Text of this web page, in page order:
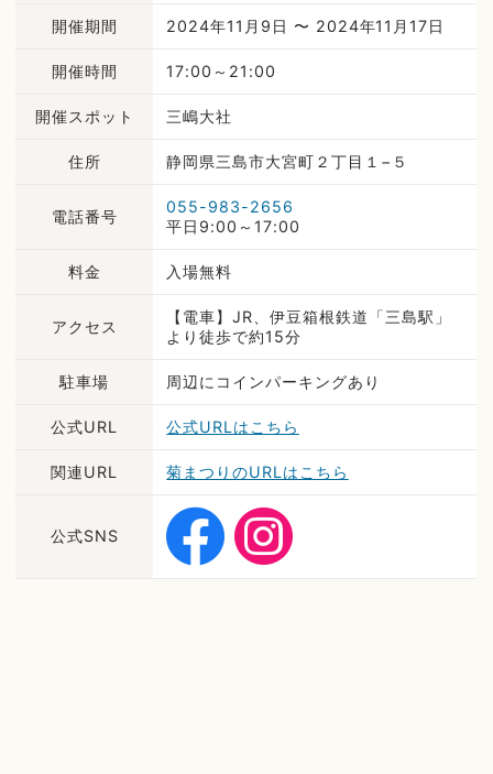
開催期間 2024年11月9日 〜 2024年11月17日
開催時間 17:00～21:00
開催スポット 三嶋大社
住所 静岡県三島市大宮町２丁目１−５
電話番号
055-983-2656
平日9:00～17:00
料金 入場無料
アクセス
【電車】JR、伊豆箱根鉄道「三島駅」
より徒歩で約15分
駐車場 周辺にコインパーキングあり
公式URL 公式URLはこちら
関連URL 菊まつりのURLはこちら
公式SNS